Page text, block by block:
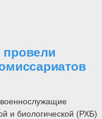
и биологической (РХБ)